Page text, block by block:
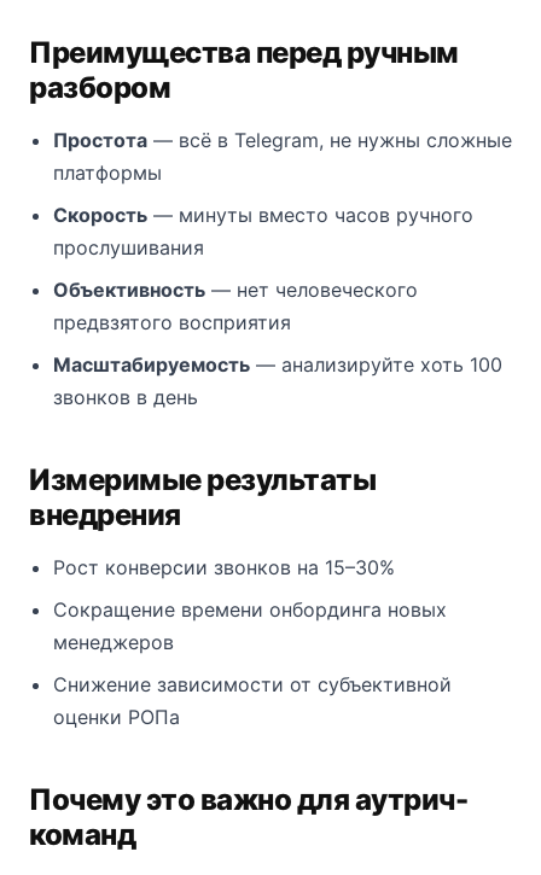
Преимущества перед ручным
разбором
Простота — всё в Telegram, не нужны сложные
платформы
Скорость — минуты вместо часов ручного
прослушивания
Объективность — нет человеческого
предвзятого восприятия
Масштабируемость — анализируйте хоть 100
звонков в день
Измеримые результаты
внедрения
Рост конверсии звонков на 15–30%
Сокращение времени онбординга новых
менеджеров
Снижение зависимости от субъективной
оценки РОПа
Почему это важно для аутрич-
команд